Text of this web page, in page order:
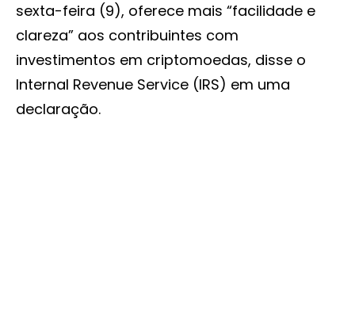
sexta-feira (9), oferece mais “facilidade e
clareza” aos contribuintes com
investimentos em criptomoedas, disse o
Internal Revenue Service (IRS) em uma
declaração.